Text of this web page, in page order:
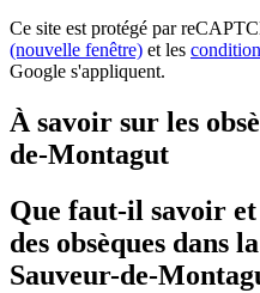
Ce site est protégé par
(nouvelle fenêtre) et les
Google s'appliquent.
À savoir sur les
de-Montagut
Que faut-il savoir
des obsèques dans
Sauveur-de-